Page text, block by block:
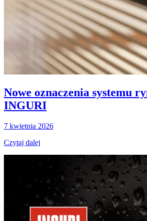
Nowe oznaczenia systemu
INGURI
7 kwietnia 2026
Czytaj dalej